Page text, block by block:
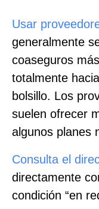
Usar
generalmente
coaseguros
totalmente
bolsillo. Los
suelen ofrecer
algunos planes
Consulta el
directamente
condición “en